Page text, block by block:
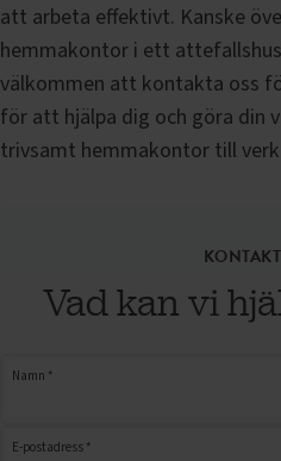
att arbeta effektivt. Kanske
hemmakontor i ett
välkommen att kontakta oss
för att hjälpa dig och göra din
trivsamt hemmakontor till
Vad kan vi
Namn *
E-postadress *